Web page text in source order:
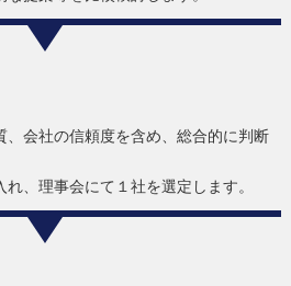
、会社の信頼度を含め、総合的に判断
、理事会にて１社を選定します。